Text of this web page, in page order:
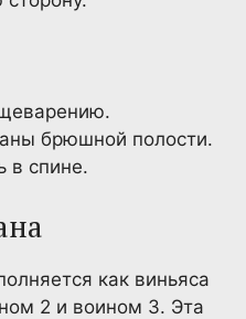
брюшной полости.
в спине.
как виньяса
2 и воином 3. Эта